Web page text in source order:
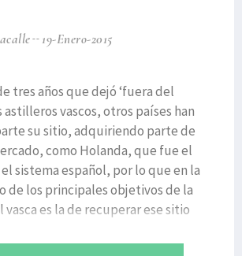
19-Enero-2015
tres años que dejó ‘fuera del
astilleros vascos, otros países han
su sitio, adquiriendo parte de
como Holanda, que fue el
sistema español, por lo que en la
de los principales objetivos de la
es la de recuperar ese sitio